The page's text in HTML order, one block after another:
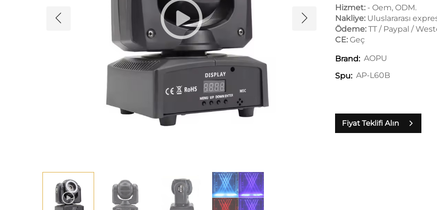
Hizmet: - Oem, ODM.
Nakliye: Uluslararası
Ödeme: TT / Paypal /
CE: Geç
Brand: AOPU
Spu: AP-L60B
Fiyat Teklifi Alın